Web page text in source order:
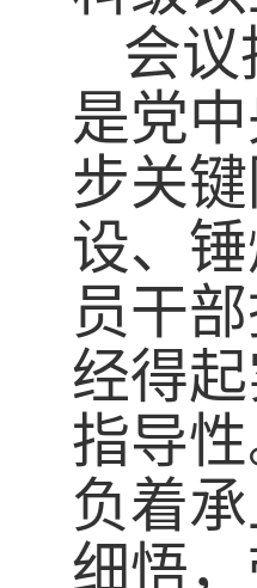
会
是党
步关
设、
员干
经得
指导
负着
细悟